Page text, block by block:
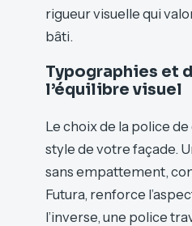
rigueur visuelle qui
bâti.
Typographies et
l’équilibre visuel
Le choix de la police
style de votre façade.
sans empattement,
Futura, renforce
l’inverse, une police